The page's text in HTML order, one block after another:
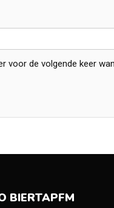
voor de volgende keer
BIERTAPFM